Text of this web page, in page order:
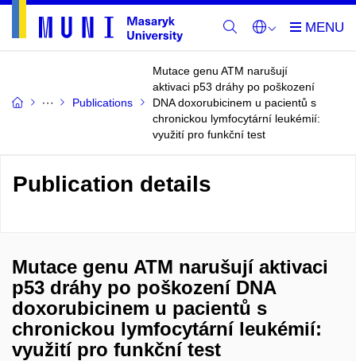
Publications
Mutace genu ATM narušují
aktivaci p53 dráhy po poškození
DNA doxorubicinem u pacientů s
chronickou lymfocytární leukémií:
využití pro funkční test
Publication details
Mutace genu ATM narušují aktivaci
p53 dráhy po poškození DNA
doxorubicinem u pacientů s
chronickou lymfocytární leukémií:
využití pro funkční test